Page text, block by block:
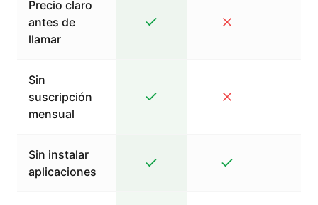
Precio claro
antes de
llamar
Sin
suscripción
mensual
Sin instalar
aplicaciones